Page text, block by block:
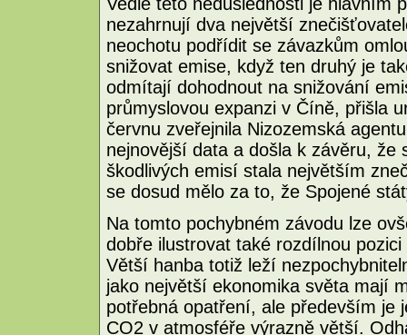
nezahrnují dva největší
neochotu podřídit se závazkům
snižovat emise, když ten druhý je
odmítají dohodnout na snižování
průmyslovou expanzi v Číně, přišla
červnu zveřejnila Nizozemská
nejnovější data a došla k závěru, že
škodlivých emisí stala největším
se dosud mělo za to, že Spojené
Na tomto pochybném závodu lze
dobře ilustrovat také rozdílnou
Větší hanba totiž leží
jako největší ekonomika světa mají
potřebná opatření, ale především je
CO2 v atmosféře výrazně větší.